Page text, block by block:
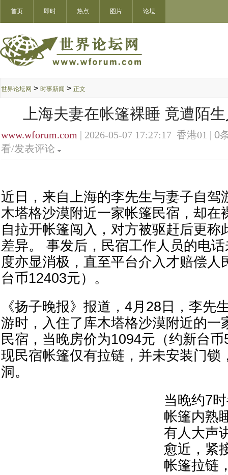
首页 即时 热点 图片 论坛
世界论坛网 > 时事新闻 > 正文
上海夫妻在帐篷裸睡 竟遭陌
www.wforum.com | 2026-05-07 17:27:17 香港01 | 0
看/发表评论
近日，来自上海的李先生与妻子自驾
木塔格沙漠附近一家帐篷民宿，却在
自拉开帐篷闯入，对方被驱赶后更称
差异。 事发后，民宿工作人员的电
度亦显消极，直至平台介入才赔偿人
台币12403元）。
《扬子晚报》报道，4月28日，李先
游时，入住了库木塔格沙漠附近的一
民宿，当晚房价为1094元（约新台
现民宿帐篷仅有拉链，并未安装门锁
洞。
当晚约7
帐篷内熟
有人大声
愈近，紧
帐篷拉链